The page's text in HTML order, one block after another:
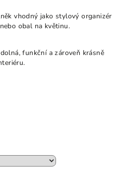
vhodný jako stylový organizér
obal na květinu.
funkční a zároveň krásně